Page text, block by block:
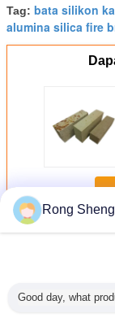
Tag: bata silikon
alumina silica fire
LebihBata
Rong Sheng
Good day, what